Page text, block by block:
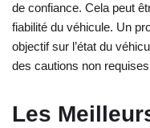
de confiance. Cela peut
fiabilité du véhicule. Un
objectif sur l’état du
des cautions non
Les